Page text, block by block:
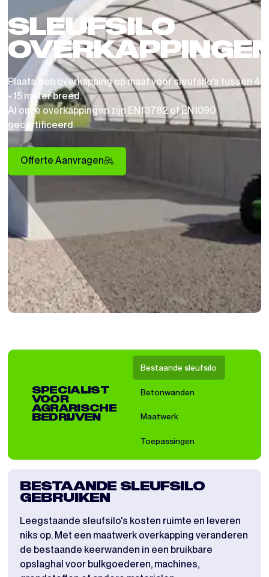
SLEUFSILO
Plaats een overkapping op maat voor sleufsilo's tussen 4
- 15 meter breed.
Al onze overkappingen zijn EN13782 of EN1090
gecertificeerd.
Offerte Aanvragen
SPECIALIST
VOOR
AGRARISCHE
BEDRIJVEN
Bestaande sleufsilo
Betonwanden
Maatwerk
Toepassingen
BESTAANDE SLEUFSILO
GEBRUIKEN
Leegstaande sleufsilo's kosten ruimte en leveren
niks op. Met een maatwerk overkapping veranderen
de bestaande keerwanden in een bruikbare
opslaghal voor bulkgoederen, machines,